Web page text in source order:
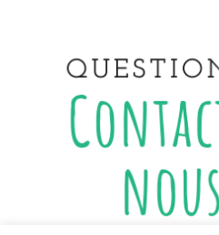
nous